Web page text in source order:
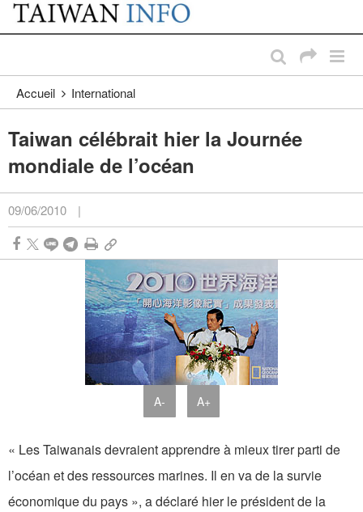
Passer au contenu principal
:::
Accueil International
Taiwan célébrait hier la Journée
mondiale de l’océan
09/06/2010 |
A- A+
« Les Taiwanais devraient apprendre à mieux tirer parti de
l’océan et des ressources marines. Il en va de la survie
économique du pays », a déclaré hier le président de la